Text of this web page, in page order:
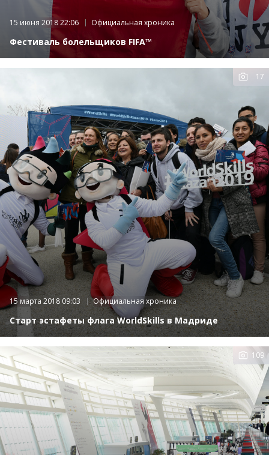
15 июня 2018 22:06 Официальная хроника
Фестиваль болельщиков FIFA™
17
15 марта 2018 09:03 Официальная хроника
Старт эстафеты флага WorldSkills в Мадриде
109